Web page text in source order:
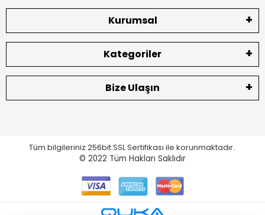
Kurumsal
Kategoriler
Bize Ulaşın
Tüm bilgileriniz 256bit SSL Sertifikası ile korunmaktadır.
© 2022 Tüm Hakları Saklıdır